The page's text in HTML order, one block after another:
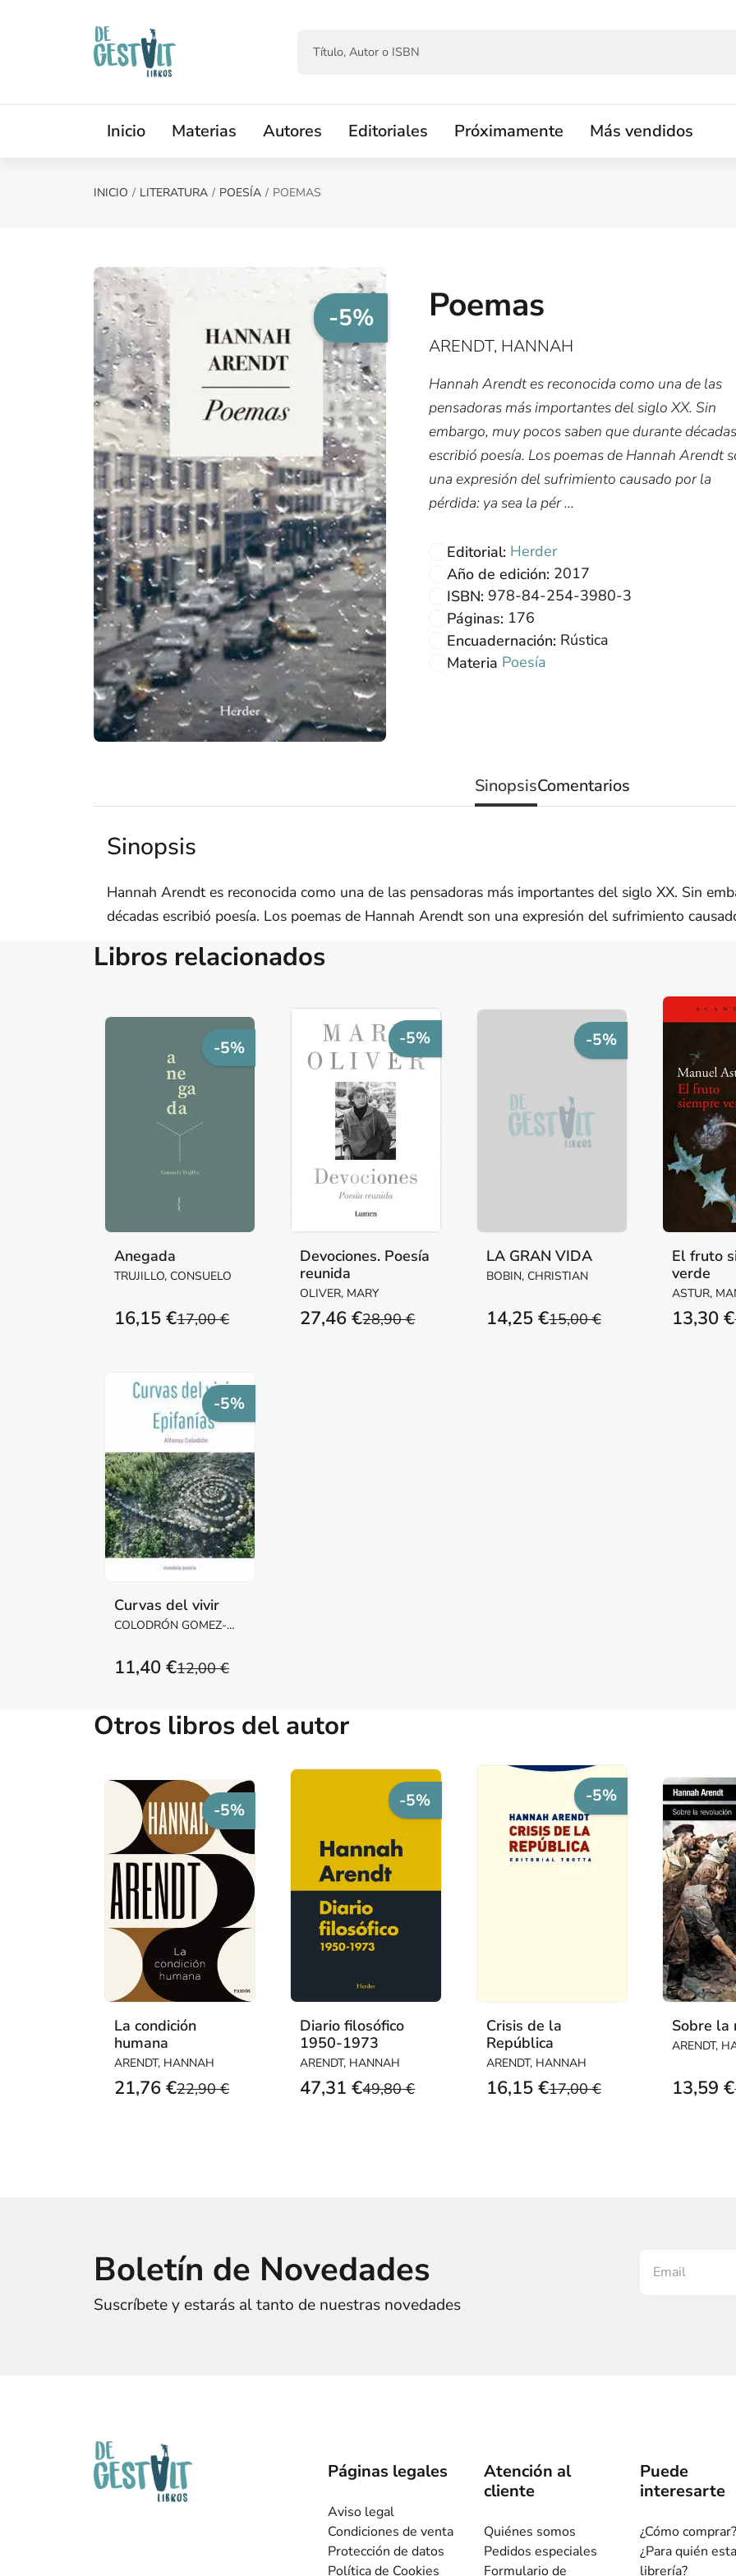
Inicio Materias Autores Editoriales Próximamente Más vendidos
INICIO LITERATURA POESÍA POEMAS
-5% Poemas
ARENDT, HANNAH
Hannah Arendt es reconocida como una de las
pensadoras más importantes del siglo XX. Sin
embargo, muy pocos saben que durante décadas
escribió poesía. Los poemas de Hannah Arendt
una expresión del sufrimiento causado por la
pérdida: ya sea la pér ...
Editorial: Herder
Año de edición: 2017
ISBN: 978-84-254-3980-3
Páginas: 176
Encuadernación: Rústica
Materia Poesía
SinopsisComentarios
Sinopsis
Hannah Arendt es reconocida como una de las pensadoras más importantes del siglo XX. Sin
décadas escribió poesía. Los poemas de Hannah Arendt son una expresión del sufrimiento
Libros relacionados
-5%
Anegada
TRUJILLO, CONSUELO
17,00 €
16,15 €
-5%
Devociones. Poesía
reunida
OLIVER, MARY
28,90 €
27,46 €
-5%
LA GRAN VIDA
BOBIN, CHRISTIAN
15,00 €
14,25 €
El fruto
verde
ASTUR,
13,30 €
-5%
Curvas del vivir
COLODRÓN GOMEZ-
12,00 €
11,40 €
Otros libros del autor
-5%
La condición
humana
ARENDT, HANNAH
22,90 €
21,76 €
-5%
Diario filosófico
1950-1973
ARENDT, HANNAH
49,80 €
47,31 €
-5%
Crisis de la
República
ARENDT, HANNAH
17,00 €
16,15 €
Sobre la
ARENDT,
13,59 €
Boletín de Novedades
Suscríbete y estarás al tanto de nuestras novedades
Páginas legales
Aviso legal
Condiciones de venta
Protección de datos
Política de Cookies
Atención al
cliente
Quiénes somos
Pedidos especiales
Formulario de
Puede
interesarte
¿Cómo comprar?
¿Para quién esta
librería?